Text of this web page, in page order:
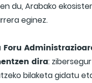
du, Arabako
eginez.
dira:
bilaketa gidatu